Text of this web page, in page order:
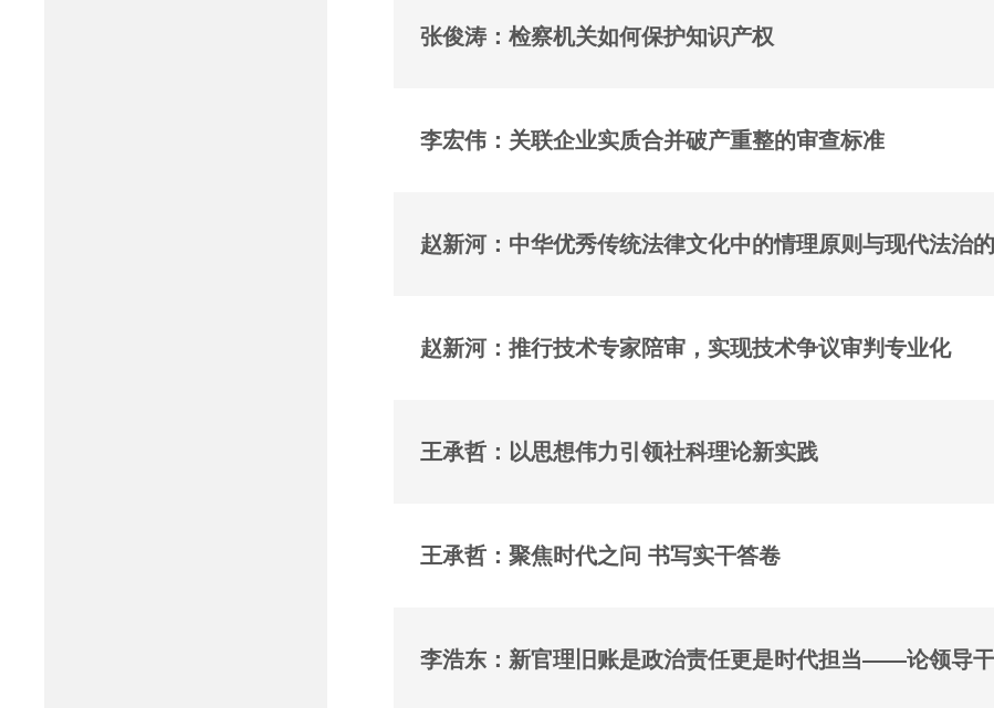
张俊涛：检察机关如何保护知识产权
李宏伟：关联企业实质合并破产重整的审查标准
赵新河：中华优秀传统法律文化中的情理原则与现代法治
赵新河：推行技术专家陪审，实现技术争议审判专业化
王承哲：以思想伟力引领社科理论新实践
王承哲：聚焦时代之问 书写实干答卷